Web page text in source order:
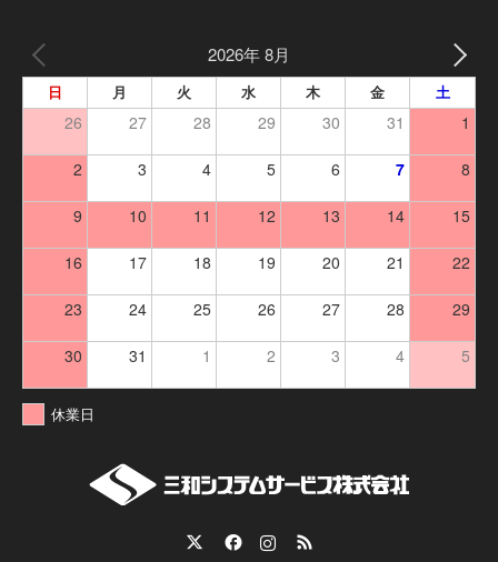
2026年 8月
日 月 火 水 木 金 土
26 27 28 29 30 31 1
2 3 4 5 6 7 8
9 10 11 12 13 14 15
16 17 18 19 20 21 22
23 24 25 26 27 28 29
30 31 1 2 3 4 5
休業日
RSS